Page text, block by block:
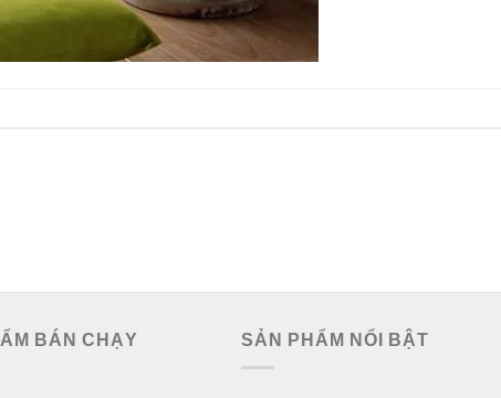
BÁN CHẠY SẢN PHẨM NỔI BẬT